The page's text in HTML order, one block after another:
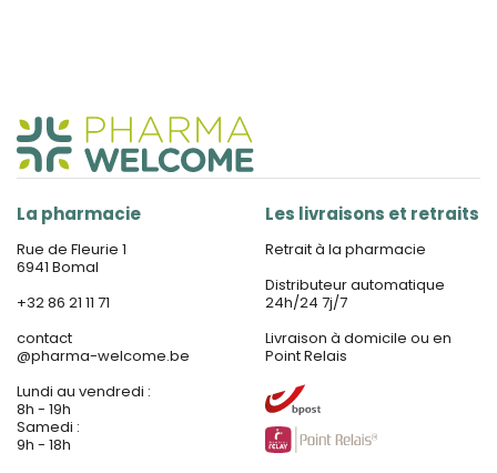
La pharmacie
Rue de Fleurie 1
6941 Bomal
+32 86 21 11 71
contact
@pharma-welcome.be
Lundi au vendredi :
8h - 19h
Samedi :
9h - 18h
Les livraisons et retraits
Retrait à la pharmacie
Distributeur automatique
24h/24 7j/7
Livraison à domicile ou en
Point Relais